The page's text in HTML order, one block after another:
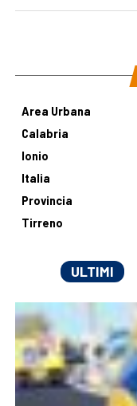
Area Urbana
Calabria
Ionio
Italia
Provincia
Tirreno
ULTIMI